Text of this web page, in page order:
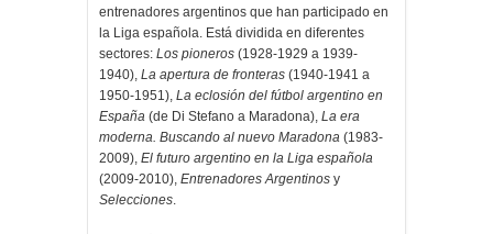
entrenadores argentinos que han participado en
la Liga española. Está dividida en diferentes
sectores: Los pioneros (1928-1929 a 1939-
1940), La apertura de fronteras (1940-1941 a
1950-1951), La eclosión del fútbol argentino en
España (de Di Stefano a Maradona), La era
moderna. Buscando al nuevo Maradona (1983-
2009), El futuro argentino en la Liga española
(2009-2010), Entrenadores Argentinos y
Selecciones.